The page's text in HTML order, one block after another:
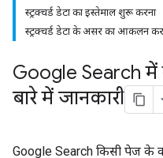
स्ट्रक्चर्ड डेटा का इस्तेमाल शुरू करना
स्ट्रक्चर्ड डेटा के असर का आकलन
Google Search में
बारे में जानकारी
Google Search किसी पेज के